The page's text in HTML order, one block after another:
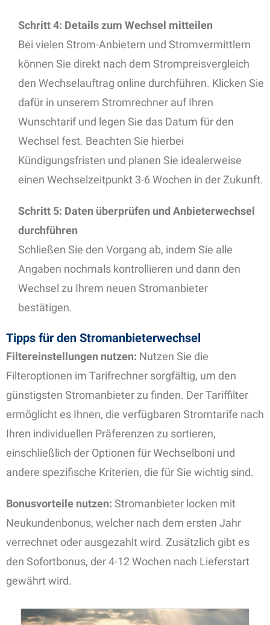
Schritt 4: Details zum Wechsel mitteilen
Bei vielen Strom-Anbietern und Stromvermittlern
können Sie direkt nach dem Strompreisvergleich
den Wechselauftrag online durchführen. Klicken Sie
dafür in unserem Stromrechner auf Ihren
Wunschtarif und legen Sie das Datum für den
Wechsel fest. Beachten Sie hierbei
Kündigungsfristen und planen Sie idealerweise
einen Wechselzeitpunkt 3-6 Wochen in der Zukunft.
Schritt 5: Daten überprüfen und Anbieterwechsel
durchführen
Schließen Sie den Vorgang ab, indem Sie alle
Angaben nochmals kontrollieren und dann den
Wechsel zu Ihrem neuen Stromanbieter
bestätigen.
Tipps für den Stromanbieterwechsel
Filtereinstellungen nutzen: Nutzen Sie die
Filteroptionen im Tarifrechner sorgfältig, um den
günstigsten Stromanbieter zu finden. Der Tariffilter
ermöglicht es Ihnen, die verfügbaren Stromtarife nach
Ihren individuellen Präferenzen zu sortieren,
einschließlich der Optionen für Wechselboni und
andere spezifische Kriterien, die für Sie wichtig sind.
Bonusvorteile nutzen: Stromanbieter locken mit
Neukundenbonus, welcher nach dem ersten Jahr
verrechnet oder ausgezahlt wird. Zusätzlich gibt es
den Sofortbonus, der 4-12 Wochen nach Lieferstart
gewährt wird.